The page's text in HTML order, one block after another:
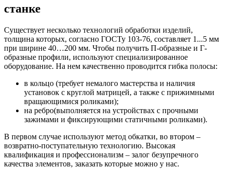
станке
Существует несколько технологий обработки изделий,
толщина которых, согласно ГОСТу 103-76, составляет 1...5 мм
при ширине 40…200 мм. Чтобы получить П-образные и Г-
образные профили, используют специализированное
оборудование. На нем качественно проводится гибка полосы:
в кольцо (требует немалого мастерства и наличия
установок с круглой матрицей, а также с прижимными
вращающимися роликами);
на ребро(выполняется на устройствах с прочными
зажимами и фиксирующими статичными роликами).
В первом случае используют метод обкатки, во втором –
возвратно-поступательную технологию. Высокая
квалификация и профессионализм – залог безупречного
качества элементов, заказать которые можно у нас.